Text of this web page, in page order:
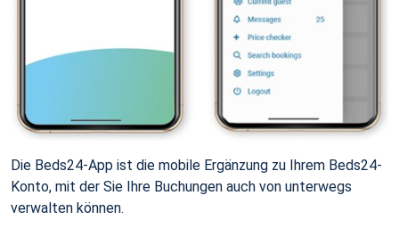
Die Beds24-App ist die mobile Ergänzung zu Ihrem Beds24-
Konto, mit der Sie Ihre Buchungen auch von unterwegs
verwalten können.